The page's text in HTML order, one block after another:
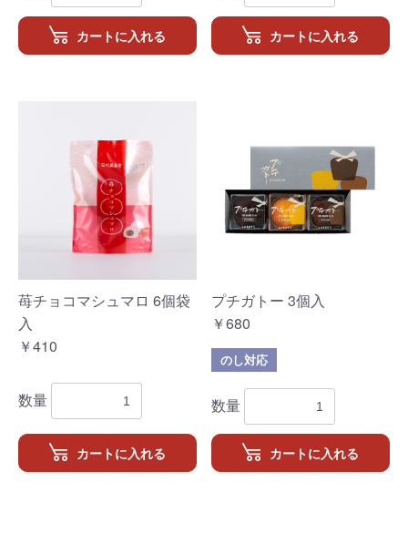
カートに入れる カートに入れる
苺チョコマシュマロ 6個袋
入
￥410
数量
カートに入れる
プチガトー 3個入
￥680
のし対応
数量
カートに入れる